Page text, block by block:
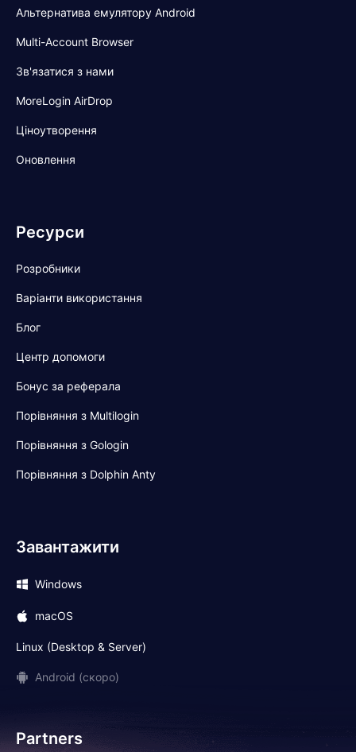
Альтернатива емулятору Android
Multi-Account Browser
Зв'язатися з нами
MoreLogin AirDrop
Ціноутворення
Оновлення
Ресурси
Розробники
Варіанти використання
Блог
Центр допомоги
Бонус за реферала
Порівняння з Multilogin
Порівняння з Gologin
Порівняння з Dolphin Anty
Завантажити
Windows
macOS
Linux (Desktop & Server)
Android (скоро)
Partners